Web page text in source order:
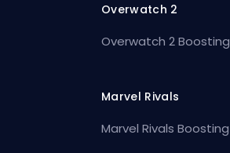
Overwatch 2
Overwatch 2 Boosting
Marvel Rivals
Marvel Rivals Boosting